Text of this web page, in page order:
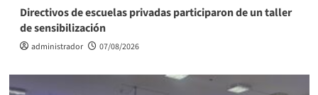
Directivos de escuelas privadas participaron de un taller
de sensibilización
administrador 07/08/2026